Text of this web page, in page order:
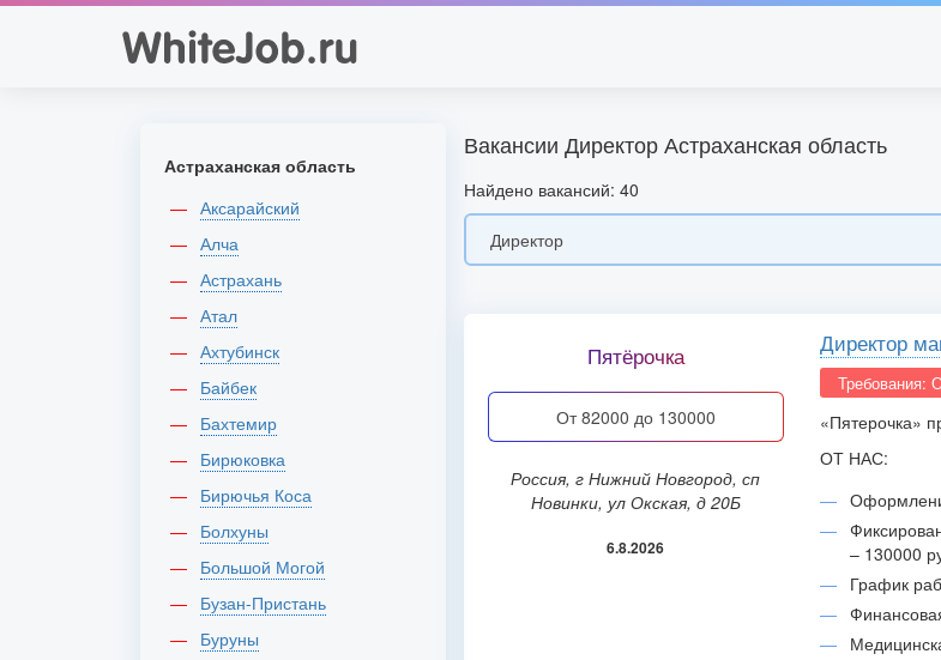
Вакансии Директор Астраханская область
Найдено вакансий: 40
Пятёрочка
от 82000 до 130000
Россия, г Нижний Новгород, сп
Новинки, ул Окская, д 20Б
6.8.2026
Директор
Требования:
«Пятерочка»
ОТ НАС:
– 130000
График
Астраханская область
Аксарайский
Алча
Астрахань
Атал
Ахтубинск
Байбек
Бахтемир
Бирюковка
Бирючья Коса
Болхуны
Большой Могой
Бузан-Пристань
Буруны